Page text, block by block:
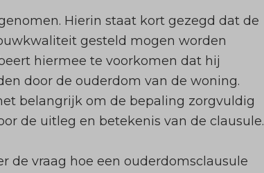
Hierin staat kort gezegd dat de
gesteld mogen worden
hiermee te voorkomen dat hij
door de ouderdom van de woning.
belangrijk om de bepaling zorgvuldig
de uitleg en betekenis van de clausule.
de vraag hoe een ouderdomsclausule